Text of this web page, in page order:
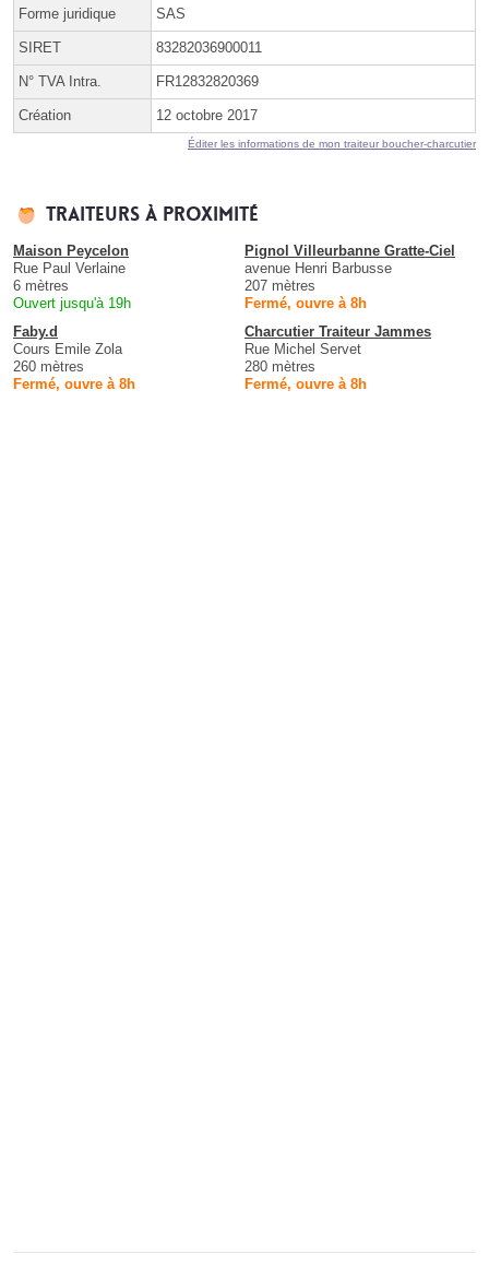
Forme juridique SAS
SIRET 83282036900011
N° TVA Intra. FR12832820369
Création 12 octobre 2017
Éditer les informations de mon traiteur boucher-charcutier
Traiteurs à proximité
Maison Peycelon
Rue Paul Verlaine
6 mètres
Ouvert jusqu'à 19h
Pignol Villeurbanne Gratte-Ciel
avenue Henri Barbusse
207 mètres
Fermé, ouvre à 8h
Faby.d
Cours Emile Zola
260 mètres
Fermé, ouvre à 8h
Charcutier Traiteur Jammes
Rue Michel Servet
280 mètres
Fermé, ouvre à 8h